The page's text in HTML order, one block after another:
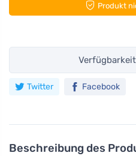
Beschreibung des
Produkt
Twitter Facebook